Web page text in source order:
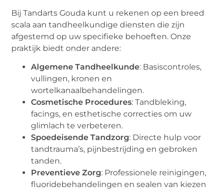
Bij Tandarts Gouda kunt u rekenen op een breed
scala aan tandheelkundige diensten die zijn
afgestemd op uw specifieke behoeften. Onze
praktijk biedt onder andere:
Algemene Tandheelkunde: Basiscontroles,
vullingen, kronen en
wortelkanaalbehandelingen.
Cosmetische Procedures: Tandbleking,
facings, en esthetische correcties om uw
glimlach te verbeteren.
Spoedeisende Tandzorg: Directe hulp voor
tandtrauma’s, pijnbestrijding en gebroken
tanden.
Preventieve Zorg: Professionele reinigingen,
fluoridebehandelingen en sealen van kiezen